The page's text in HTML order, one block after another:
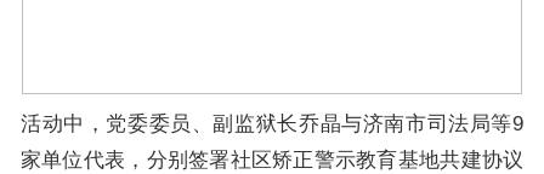
活动中，党委委员、副监狱长乔晶与济南市司法局等9
家单位代表，分别签署社区矫正警示教育基地共建协议